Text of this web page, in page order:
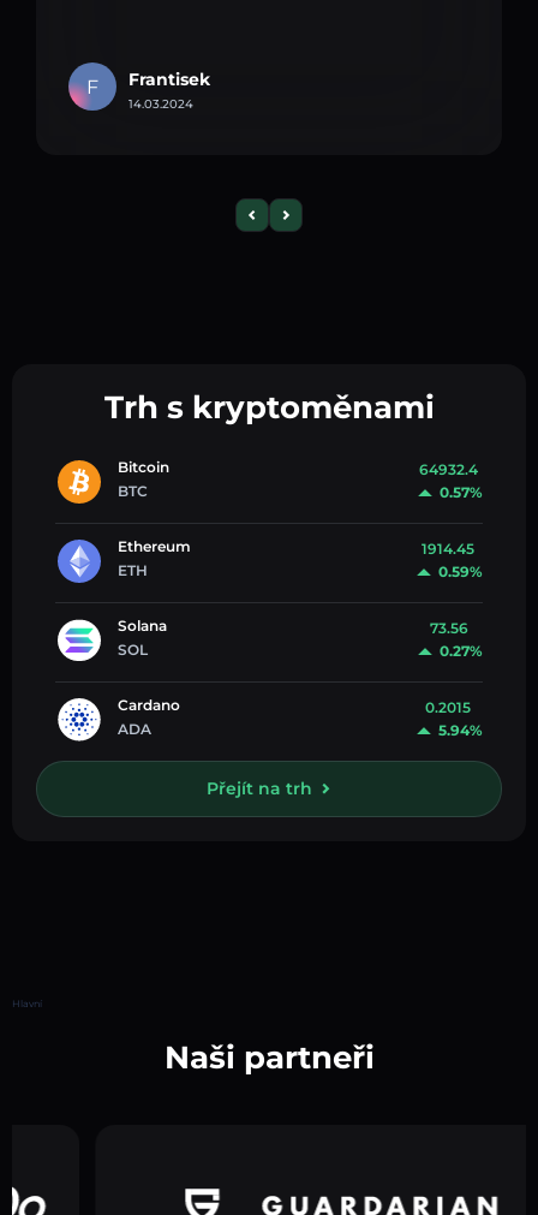
F Frantisek
14.03.2024
Trh s kryptoměnami
Bitcoin
BTC
64932.4
0.57%
Ethereum
ETH
1914.45
0.59%
Solana
SOL
73.56
0.27%
Cardano
ADA
0.2015
5.94%
Přejít na trh
Hlavní
Naši partneři